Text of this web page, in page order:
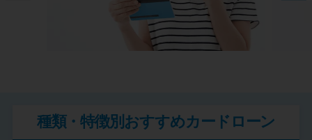
種類・特徴別おすすめカードローン